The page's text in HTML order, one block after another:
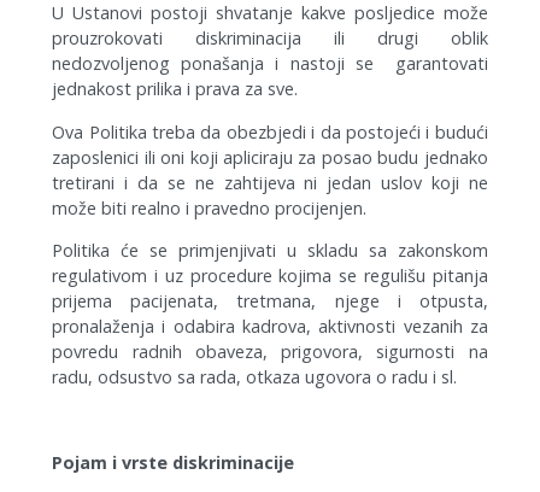
U Ustanovi postoji shvatanje kakve posljedice može
prouzrokovati diskriminacija ili drugi oblik
nedozvoljenog ponašanja i nastoji se garantovati
jednakost prilika i prava za sve.
Ova Politika treba da obezbjedi i da postojeći i budući
zaposlenici ili oni koji apliciraju za posao budu jednako
tretirani i da se ne zahtijeva ni jedan uslov koji ne
može biti realno i pravedno procijenjen.
Politika će se primjenjivati u skladu sa zakonskom
regulativom i uz procedure kojima se regulišu pitanja
prijema pacijenata, tretmana, njege i otpusta,
pronalaženja i odabira kadrova, aktivnosti vezanih za
povredu radnih obaveza, prigovora, sigurnosti na
radu, odsustvo sa rada, otkaza ugovora o radu i sl.
Pojam i vrste diskriminacije